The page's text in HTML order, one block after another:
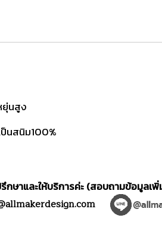
ยุ่นสูง
นสนิม100%
ษาและให้บริการค่ะ (สอบถามข้อมูลเพิ่